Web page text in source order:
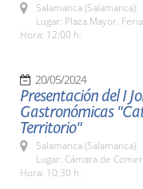
Salamanca (Salamanca)
Lugar: Plaza Mayor.
Hora: 12:00 h.
20/05/2024
Presentación del I
Gastronómicas
Territorio"
Salamanca (Salamanca)
Lugar: Cámara de
Hora: 10:30 h.